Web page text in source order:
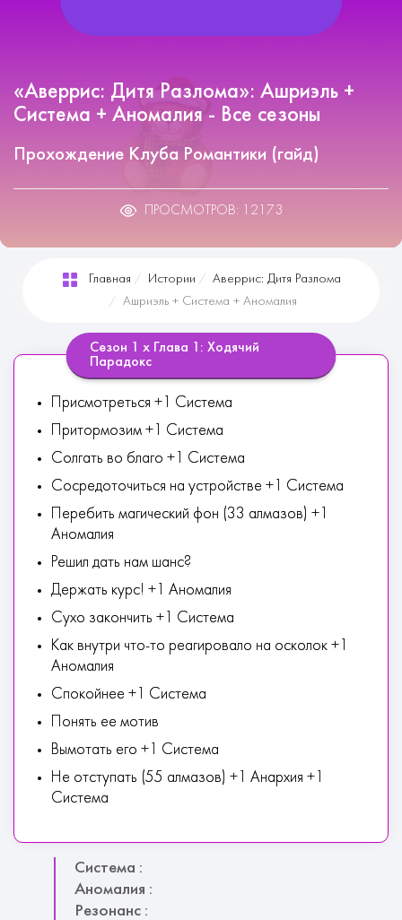
«Аверрис: Дитя Разлома»: Ашриэль +
Система + Аномалия - Все сезоны
Прохождение Клуба Романтики (гайд)
ПРОСМОТРОВ: 12173
Главная Истории
Аверрис: Дитя Разлома
Ашриэль + Система + Аномалия
Сезон 1 х Глава 1: Ходячий
Парадокс
Присмотреться +1 Система
Притормозим +1 Система
Солгать во благо +1 Система
Сосредоточиться на устройстве +1 Система
Перебить магический фон (33 алмазов) +1
Аномалия
Решил дать нам шанс?
Держать курс! +1 Аномалия
Сухо закончить +1 Система
Как внутри что-то реагировало на осколок +1
Аномалия
Спокойнее +1 Система
Понять ее мотив
Вымотать его +1 Система
Не отступать (55 алмазов) +1 Анархия +1
Система
Система :
Аномалия :
Резонанс :